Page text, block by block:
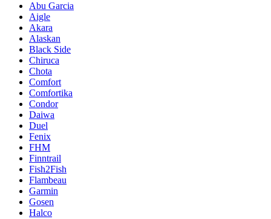
Abu Garcia
Aigle
Akara
Alaskan
Black Side
Chiruca
Chota
Comfort
Comfortika
Condor
Daiwa
Duel
Fenix
FHM
Finntrail
Fish2Fish
Flambeau
Garmin
Gosen
Halco